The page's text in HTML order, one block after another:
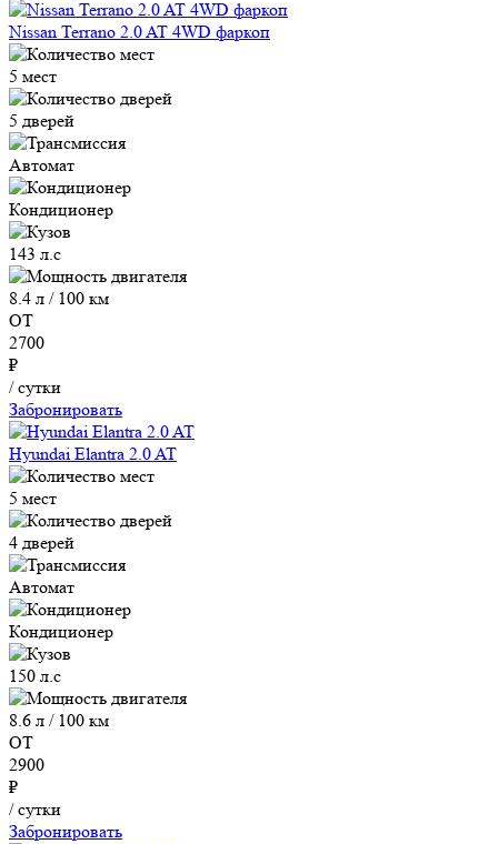
Nissan Terrano 2.0 AT 4WD фаркоп
5 мест
5 дверей
Автомат
Кондиционер
143 л.с
8.4 л / 100 км
ОТ
2700
₽
/ сутки
Забронировать
Hyundai Elantra 2.0 AT
5 мест
4 дверей
Автомат
Кондиционер
150 л.с
8.6 л / 100 км
ОТ
2900
₽
/ сутки
Забронировать